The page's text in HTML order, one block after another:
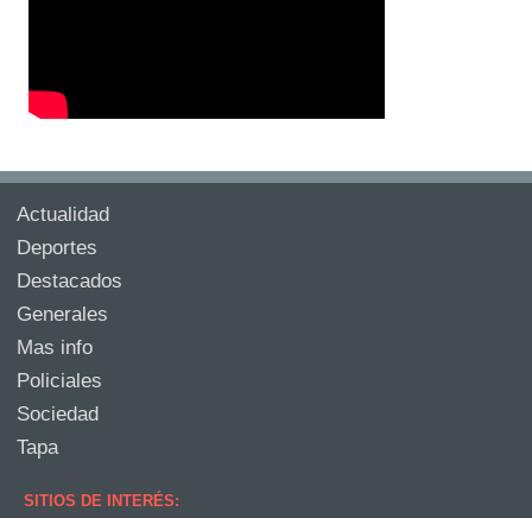
Actualidad
Deportes
Destacados
Generales
Mas info
Policiales
Sociedad
Tapa
SITIOS DE INTERÉS: